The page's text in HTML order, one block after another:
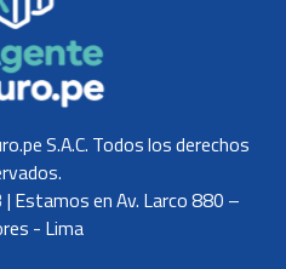
S.A.C. Todos los derechos
Estamos en Av. Larco 880 –
- Lima